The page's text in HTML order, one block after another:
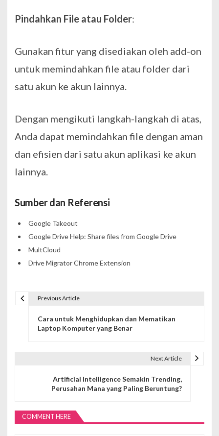
Pindahkan File atau Folder:
Gunakan fitur yang disediakan oleh add-on
untuk memindahkan file atau folder dari
satu akun ke akun lainnya.
Dengan mengikuti langkah-langkah di atas,
Anda dapat memindahkan file dengan aman
dan efisien dari satu akun aplikasi ke akun
lainnya.
Sumber dan Referensi
Google Takeout
Google Drive Help: Share files from Google Drive
MultCloud
Drive Migrator Chrome Extension
s
Previous Article
Cara untuk Menghidupkan dan Mematikan
Laptop Komputer yang Benar
Next Article
Artificial Intelligence Semakin Trending,
Perusahan Mana yang Paling Beruntung?
COMMENT HERE